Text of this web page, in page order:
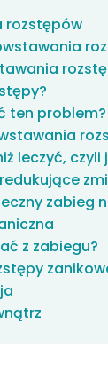
rozstępów
ten problem?
leczyć,
zabieg
z zabiegu?